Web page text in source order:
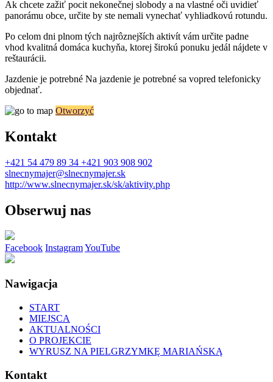
Ak chcete zažiť pocit nekonečnej slobody a na vlastné oči uvidieť
panorámu obce, určite by ste nemali vynechať vyhliadkovú rotundu.
Po celom dni plnom tých najrôznejších aktivít vám určite padne
vhod kvalitná domáca kuchyňa, ktorej širokú ponuku jedál nájdete v
reštaurácii.
Jazdenie je potrebné Na jazdenie je potrebné sa vopred telefonicky
objednať.
Otworzyć
Kontakt
+421 54 479 89 34 +421 903 908 902
slnecnymajer@slnecnymajer.sk
http://www.slnecnymajer.sk/sk/aktivity.php
Obserwuj nas
Facebook InstagramYouTube
Nawigacja
START
MIEJSCA
AKTUALNOŚCI
O PROJEKCIE
WYRUSZ NA PIELGRZYMKĘ MARIAŃSKĄ
Kontakt